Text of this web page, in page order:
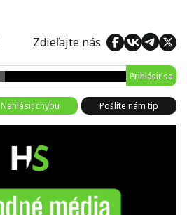
Zdieľajte nás
Prihlásiť sa
Nahlásiť chybu Pošlite nám tip